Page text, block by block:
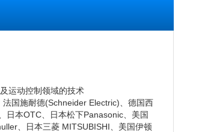
运动控制领域的技术
国施耐德(Schneider Electric)、德国西
日本OTC、日本松下Panasonic、美国
、日本三菱 MITSUBISHI、美国伊顿